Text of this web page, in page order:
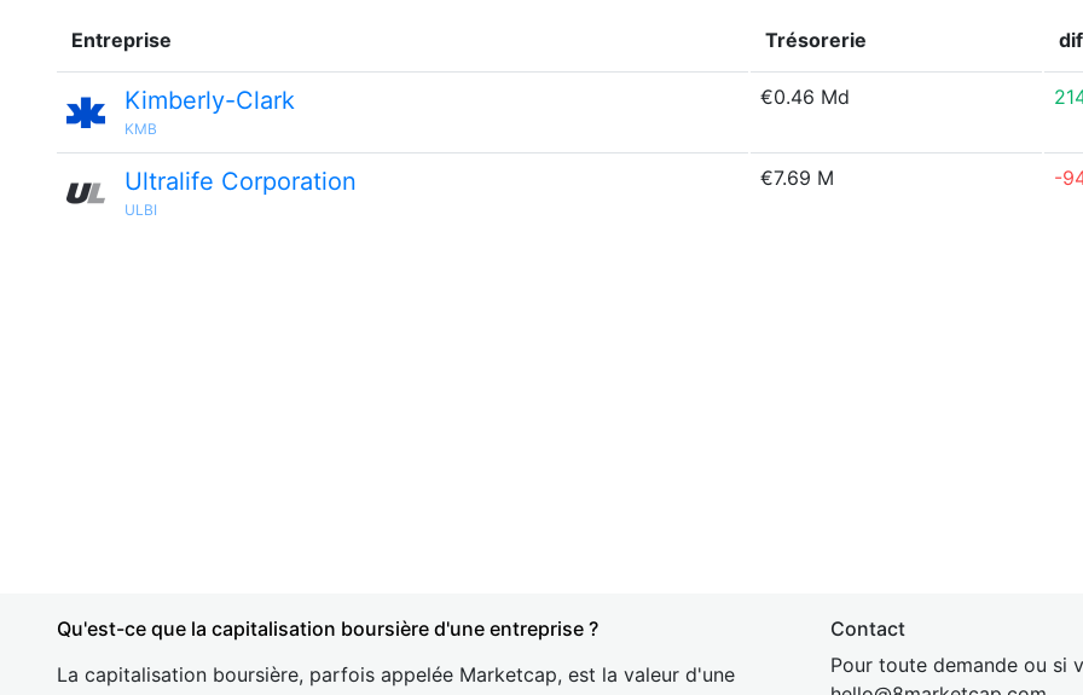
Entreprise Trésorerie
Kimberly-Clark
KMB
€0.46 Md
Ultralife Corporation
ULBI
€7.69 M -
Qu'est-ce que la capitalisation boursière d'une entreprise ?
La capitalisation boursière, parfois appelée Marketcap, est la valeur d'une
Contact
Pour toute demande ou si